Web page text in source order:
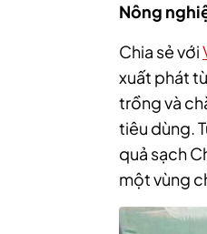
Nông
Chia sẻ với
xuất phát
trồng và
tiêu dùng.
quả sạch
một vùng